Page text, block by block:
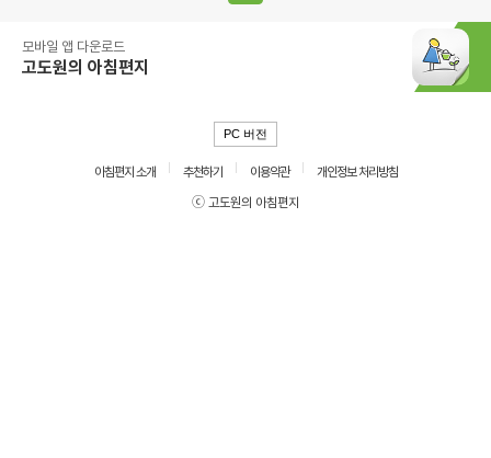
모바일 앱 다운로드
고도원의 아침편지
PC 버전
아침편지 소개 추천하기 이용약관
개인정보 처리방침
ⓒ 고도원의 아침편지